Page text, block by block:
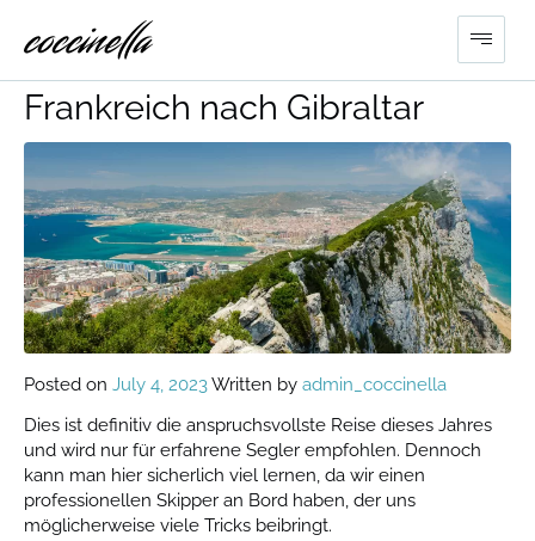
Überführung La Rochelle,
Frankreich nach Gibraltar
Posted on July 4, 2023Written by admin_coccinella
Dies ist definitiv die anspruchsvollste Reise dieses Jahres
und wird nur für erfahrene Segler empfohlen. Dennoch
kann man hier sicherlich viel lernen, da wir einen
professionellen Skipper an Bord haben, der uns
möglicherweise viele Tricks beibringt.